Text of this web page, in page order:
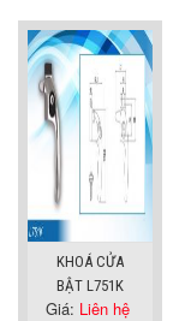
KHOÁ CỬA
BẬT L751K
Giá: Liên hệ